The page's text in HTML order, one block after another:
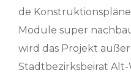
de
Module super
wird das Projekt
Stadtbezirksbeirat Alt-